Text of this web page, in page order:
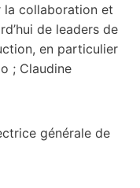
la collaboration et
de leaders de
en particulier
; Claudine
générale de